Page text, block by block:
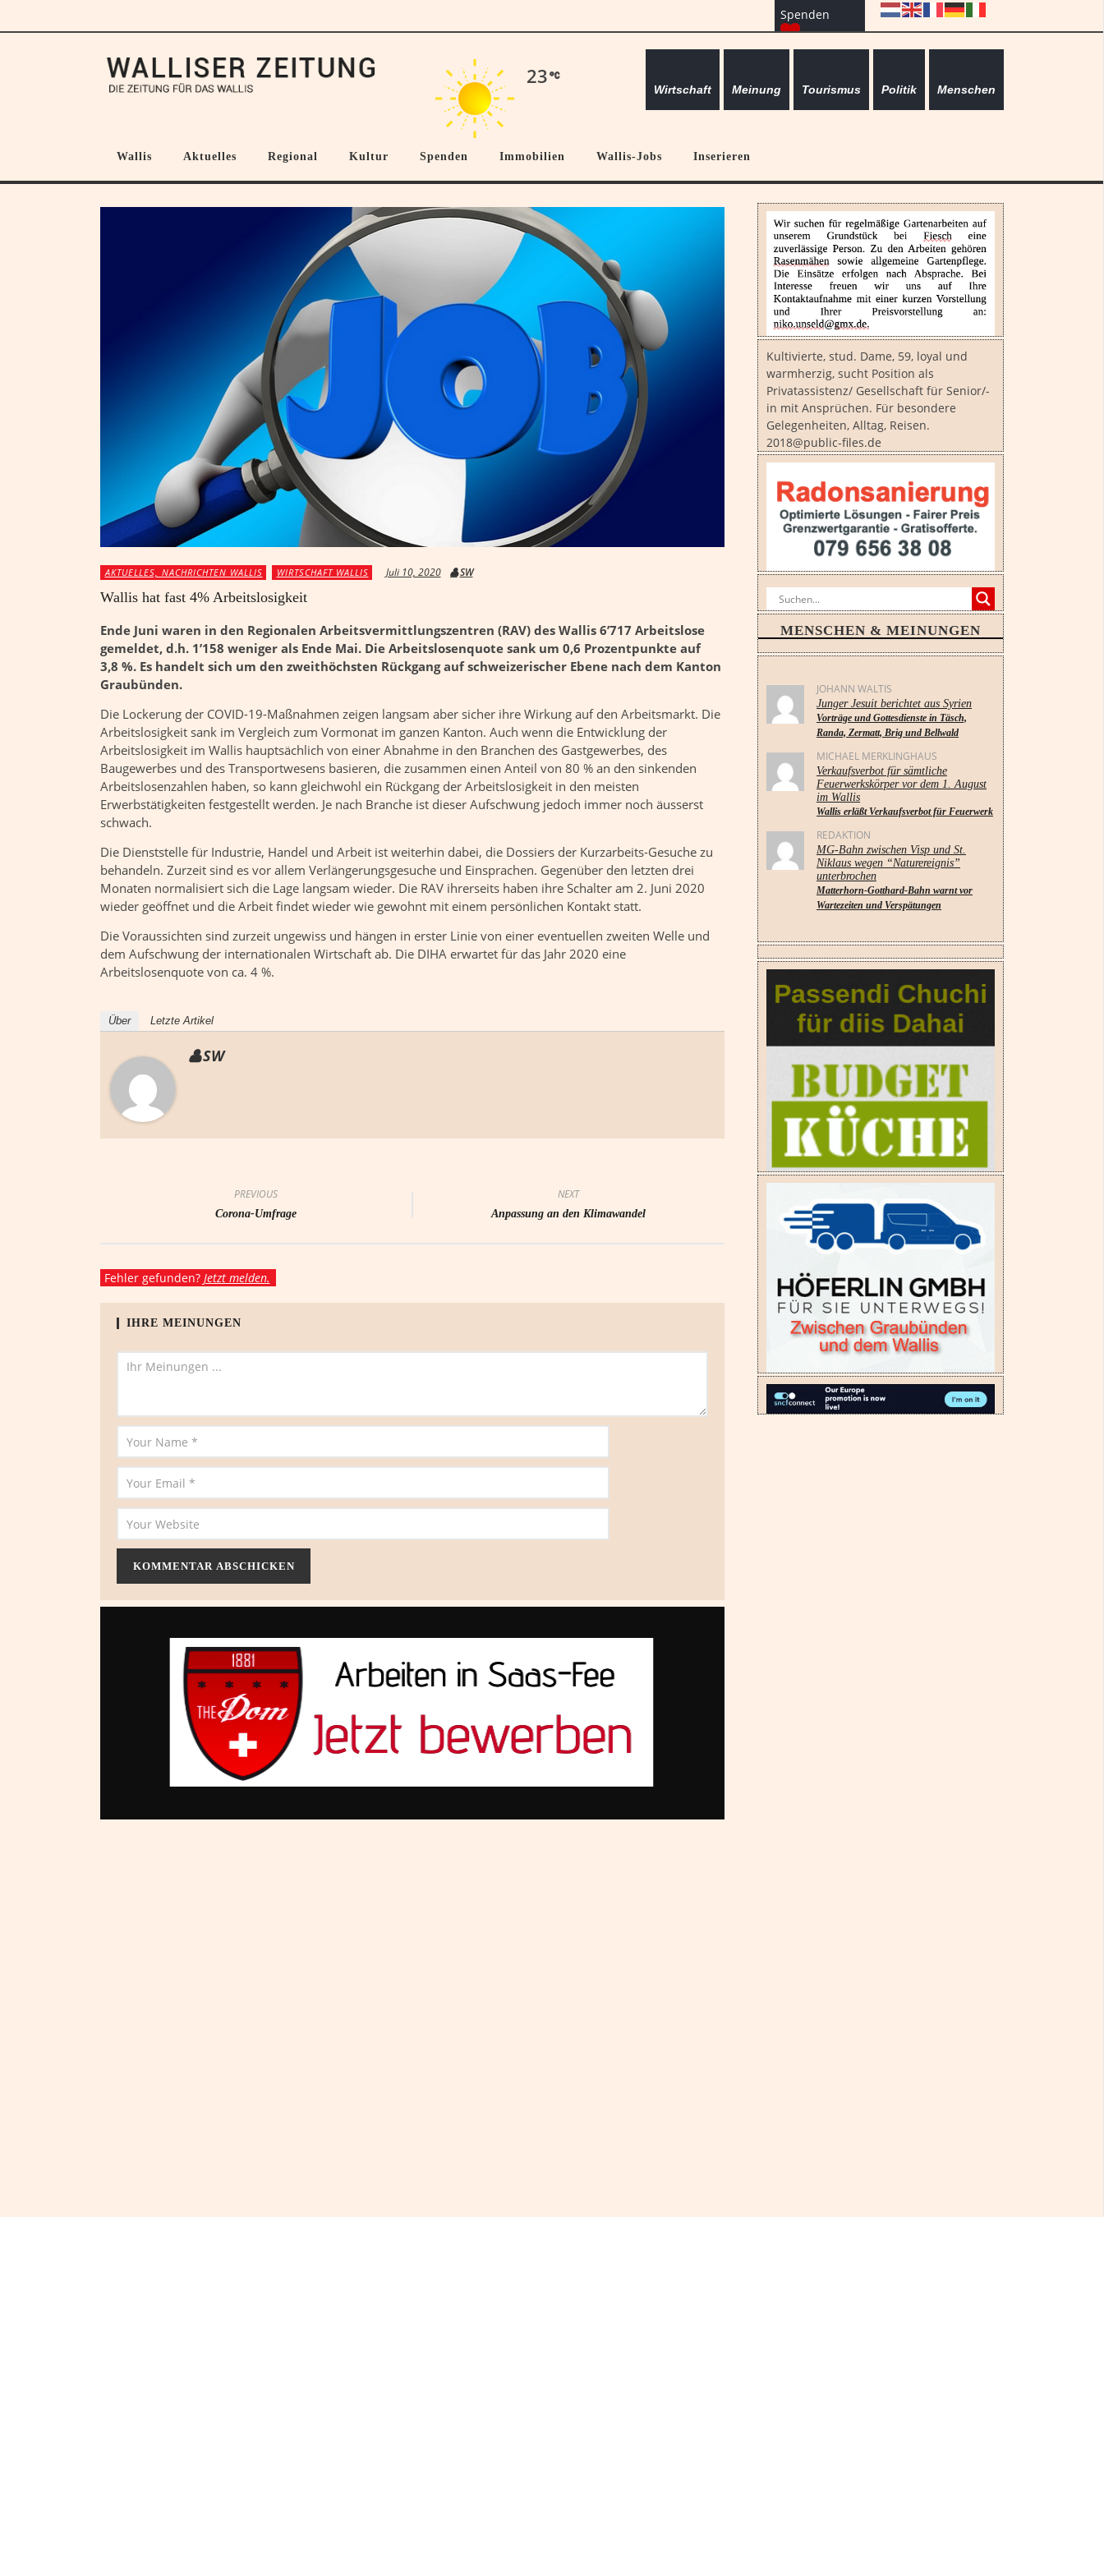
Spenden
23
Wirtschaft Meinung Tourismus Politik Menschen
Wallis Aktuelles Regional Kultur Spenden Immobilien Wallis-Jobs Inserieren
AKTUELLES, NACHRICHTEN WALLIS WIRTSCHAFT WALLIS Juli 10, 2020 SW
Wallis hat fast 4% Arbeitslosigkeit
Ende Juni waren in den Regionalen Arbeitsvermittlungszentren (RAV) des Wallis 6’717 Arbeitslose
gemeldet, d.h. 1’158 weniger als Ende Mai. Die Arbeitslosenquote sank um 0,6 Prozentpunkte auf
3,8 %. Es handelt sich um den zweithöchsten Rückgang auf schweizerischer Ebene nach dem Kanton
Graubünden.
Die Lockerung der COVID-19-Maßnahmen zeigen langsam aber sicher ihre Wirkung auf den Arbeitsmarkt. Die
Arbeitslosigkeit sank im Vergleich zum Vormonat im ganzen Kanton. Auch wenn die Entwicklung der
Arbeitslosigkeit im Wallis hauptsächlich von einer Abnahme in den Branchen des Gastgewerbes, des
Baugewerbes und des Transportwesens basieren, die zusammen einen Anteil von 80 % an den sinkenden
Arbeitslosenzahlen haben, so kann gleichwohl ein Rückgang der Arbeitslosigkeit in den meisten
Erwerbstätigkeiten festgestellt werden. Je nach Branche ist dieser Aufschwung jedoch immer noch äusserst
schwach.
Die Dienststelle für Industrie, Handel und Arbeit ist weiterhin dabei, die Dossiers der Kurzarbeits-Gesuche zu
behandeln. Zurzeit sind es vor allem Verlängerungsgesuche und Einsprachen. Gegenüber den letzten drei
Monaten normalisiert sich die Lage langsam wieder. Die RAV ihrerseits haben ihre Schalter am 2. Juni 2020
wieder geöffnet und die Arbeit findet wieder wie gewohnt mit einem persönlichen Kontakt statt.
Die Voraussichten sind zurzeit ungewiss und hängen in erster Linie von einer eventuellen zweiten Welle und
dem Aufschwung der internationalen Wirtschaft ab. Die DIHA erwartet für das Jahr 2020 eine
Arbeitslosenquote von ca. 4 %.
Über Letzte Artikel
SW
PREVIOUS
Corona-Umfrage
NEXT
Anpassung an den Klimawandel
Fehler gefunden? Jetzt melden.
IHRE MEINUNGEN
Kultivierte, stud. Dame, 59, loyal und
warmherzig, sucht Position als
Privatassistenz/ Gesellschaft für Senior/-
in mit Ansprüchen. Für besondere
Gelegenheiten, Alltag, Reisen.
2018@public-files.de
MENSCHEN & MEINUNGEN
JOHANN WALTIS
Junger Jesuit berichtet aus Syrien
Vorträge und Gottesdienste in Täsch,
Randa, Zermatt, Brig und Bellwald
MICHAEL MERKLINGHAUS
Verkaufsverbot für sämtliche
Feuerwerkskörper vor dem 1. August
im Wallis
Wallis erläßt Verkaufsverbot für Feuerwerk
REDAKTION
MG-Bahn zwischen Visp und St.
Niklaus wegen “Naturereignis”
unterbrochen
Matterhorn-Gotthard-Bahn warnt vor
Wartezeiten und Verspätungen